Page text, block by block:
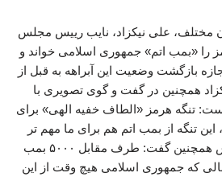
مختلف، علی نیکزاد، نایب رییس مجلس
را «بمب اتم» جمهوری اسلامی خواند و
بازگشت وضعیت این آبراهه به قبل از
همچنین در گفت و گوی تصویری با
تنگه هرمز «الطاف خفیه الهی» برای
تنگه از بمب اتم هم برای ما مهم تر
است. نایب رییس مجلس همچنین گفت: طرف مقابل ۵۰۰۰ بمب
حالی که جمهوری اسلامی هیچ وقت از این